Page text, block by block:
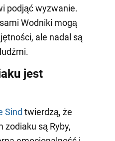
podjąć wyzwanie.
Wodniki mogą
ale nadal są
jest
Sind twierdzą, że
zodiaku są Ryby,